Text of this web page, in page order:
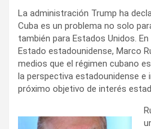
La administración Trump ha
Cuba es un problema no solo
también para Estados Unidos.
Estado estadounidense, Marco
medios que el régimen cubano
la perspectiva estadounidense e
próximo objetivo de interés